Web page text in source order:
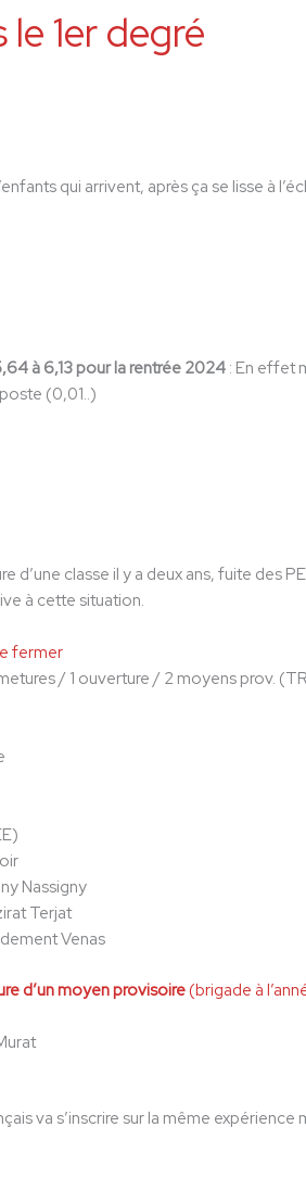
1er degré
qui arrivent, après ça se lisse à
à 6,13 pour la rentrée 2024: En effet
(0,01..)
d’une classe il y a deux ans, fuite des
à cette situation.
fermer
/ 1 ouverture / 2 moyens prov.
Nassigny
Terjat
Venas
d’un moyen provisoire(brigade à
va s’inscrire sur la même